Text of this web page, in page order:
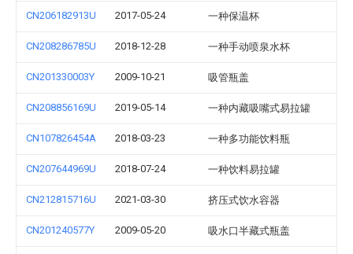
CN206182913U 2017-05-24 一种保温杯
CN208286785U 2018-12-28 一种手动喷泉水杯
CN201330003Y 2009-10-21 吸管瓶盖
CN208856169U 2019-05-14 一种内藏吸嘴式易拉罐
CN107826454A 2018-03-23 一种多功能饮料瓶
CN207644969U 2018-07-24 一种饮料易拉罐
CN212815716U 2021-03-30 挤压式饮水容器
CN201240577Y 2009-05-20 吸水口半藏式瓶盖